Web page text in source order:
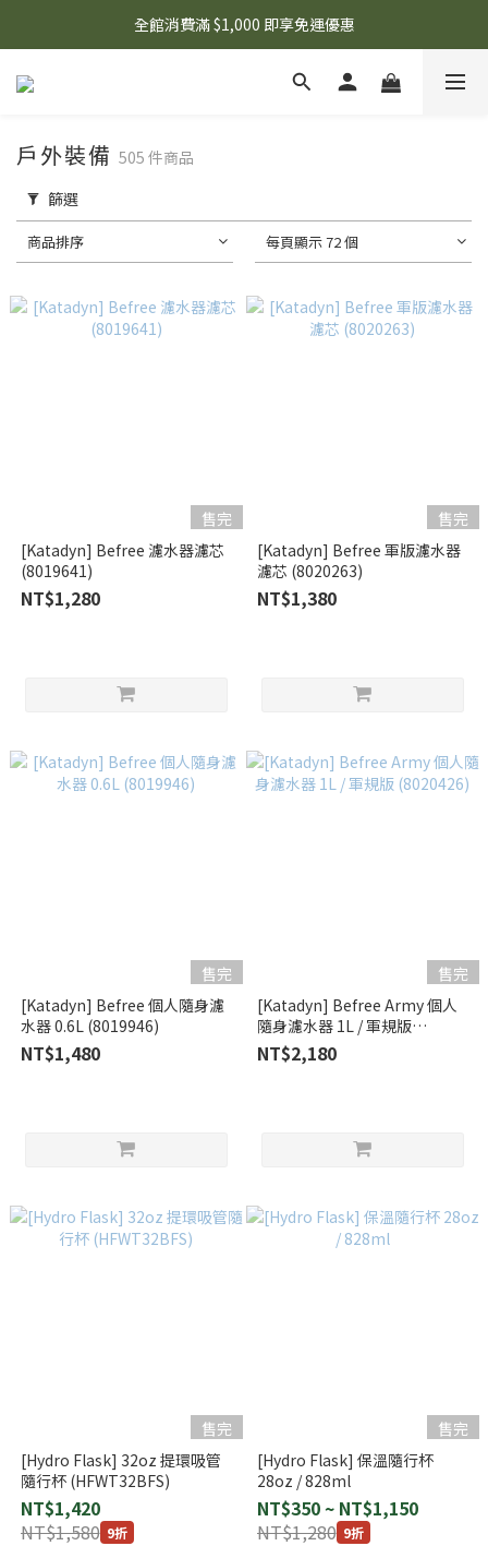
🌟 想知道現在有什麼優惠嗎？ 點擊查看最新優惠！
全館消費滿 $1,000 即享免運優惠
🌟 想知道現在有什麼優惠嗎？ 點擊查看最新優惠！
戶外裝備 505 件商品
篩選
商品排序 每頁顯示 72 個
售完
[Katadyn] Befree 濾水器濾芯
(8019641)
NT$1,280
售完
[Katadyn] Befree 軍版濾水器
濾芯 (8020263)
NT$1,380
售完
[Katadyn] Befree 個人隨身濾
水器 0.6L (8019946)
NT$1,480
售完
[Katadyn] Befree Army 個人
隨身濾水器 1L / 軍規版
(8020426)
NT$2,180
售完
[Hydro Flask] 32oz 提環吸管
隨行杯 (HFWT32BFS)
NT$1,420
NT$1,580 9折
售完
[Hydro Flask] 保溫隨行杯
28oz / 828ml
NT$350 ~ NT$1,150
NT$1,280 9折